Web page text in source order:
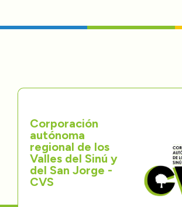
Contáctenos
Corporación
autónoma
regional de los
Valles del Sinú y
del San Jorge -
CVS